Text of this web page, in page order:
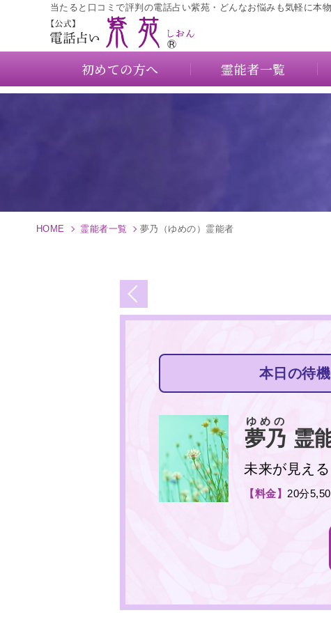
当たると口コミで評判の電話占い紫苑・どんなお悩みも気軽に本
初めての方へ 霊能者一覧
HOME 霊能者一覧 夢乃（ゆめの）霊能者
本日の待機
夢乃
ゆめの
霊
未来が見え
【料金】 20分